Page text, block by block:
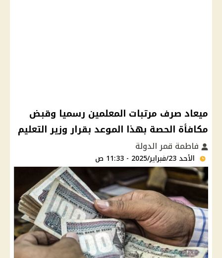
ميعاد صرف مرتبات المعلمين رسميا وقبض
مكافأة الحصة بهذا الموعد بقرار وزير التعليم
فاطمة قمر الدولة
الأحد 23/فبراير/2025 - 11:33 ص